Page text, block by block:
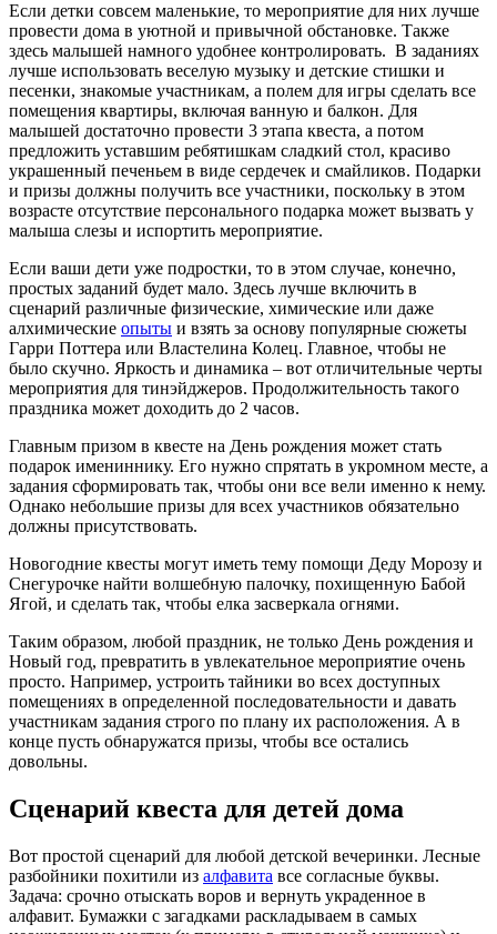
Если детки совсем маленькие, то мероприятие для них лучше
провести дома в уютной и привычной обстановке. Также
здесь малышей намного удобнее контролировать. В заданиях
лучше использовать веселую музыку и детские стишки и
песенки, знакомые участникам, а полем для игры сделать все
помещения квартиры, включая ванную и балкон. Для
малышей достаточно провести 3 этапа квеста, а потом
предложить уставшим ребятишкам сладкий стол, красиво
украшенный печеньем в виде сердечек и смайликов. Подарки
и призы должны получить все участники, поскольку в этом
возрасте отсутствие персонального подарка может вызвать у
малыша слезы и испортить мероприятие.
Если ваши дети уже подростки, то в этом случае, конечно,
простых заданий будет мало. Здесь лучше включить в
сценарий различные физические, химические или даже
алхимические опыты и взять за основу популярные сюжеты
Гарри Поттера или Властелина Колец. Главное, чтобы не
было скучно. Яркость и динамика – вот отличительные черты
мероприятия для тинэйджеров. Продолжительность такого
праздника может доходить до 2 часов.
Главным призом в квесте на День рождения может стать
подарок имениннику. Его нужно спрятать в укромном месте, а
задания сформировать так, чтобы они все вели именно к нему.
Однако небольшие призы для всех участников обязательно
должны присутствовать.
Новогодние квесты могут иметь тему помощи Деду Морозу и
Снегурочке найти волшебную палочку, похищенную Бабой
Ягой, и сделать так, чтобы елка засверкала огнями.
Таким образом, любой праздник, не только День рождения и
Новый год, превратить в увлекательное мероприятие очень
просто. Например, устроить тайники во всех доступных
помещениях в определенной последовательности и давать
участникам задания строго по плану их расположения. А в
конце пусть обнаружатся призы, чтобы все остались
довольны.
Сценарий квеста для детей дома
Вот простой сценарий для любой детской вечеринки. Лесные
разбойники похитили из алфавита все согласные буквы.
Задача: срочно отыскать воров и вернуть украденное в
алфавит. Бумажки с загадками раскладываем в самых